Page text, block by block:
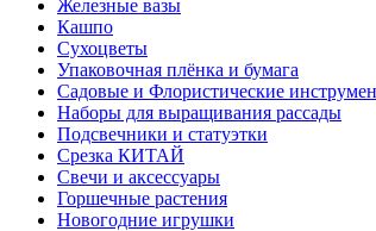
Железные вазы
Кашпо
Сухоцветы
Упаковочная плёнка и бумага
Садовые и Флористические
Наборы для выращивания рассады
Подсвечники и статуэтки
Срезка КИТАЙ
Свечи и аксессуары
Горшечные растения
Новогодние игрушки